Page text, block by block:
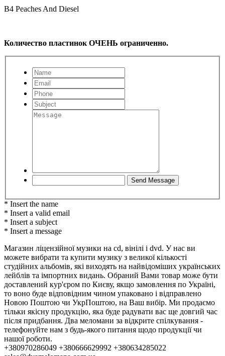
B4 Peaches And Diesel
Количество пластинок ОЧЕНЬ ограниченно.
* Insert the name
* Insert a valid email
* Insert a subject
* Insert a message
Магазин ліцензійної музики на cd, вінілі і dvd. У нас ви
можете вибрати та купити музику з великої кількості
студійних альбомів, які виходять на найвідоміших українських
лейблів та імпортних видань. Обраний Вами товар може бути
доставлений кур'єром по Києву, якщо замовлення по Україні,
то воно буде відповідним чином упаковано і відправлено
Новою Поштою чи УкрПоштою, на Ваш вибір. Ми продаємо
тільки якісну продукцію, яка буде радувати вас ще довгий час
після придбання. Два меломани за відкрите спілкування -
телефонуйте нам з будь-якого питання щодо продукції чи
нашої роботи.
+380970286049 +380666629992 +380634285022